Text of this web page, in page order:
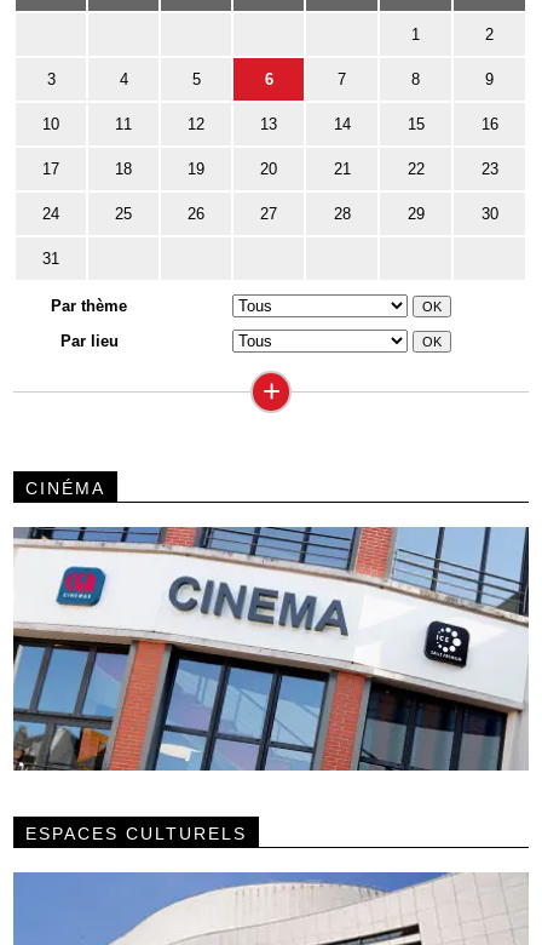
1 2
3 4 5 6 7 8 9
10 11 12 13 14 15 16
17 18 19 20 21 22 23
24 25 26 27 28 29 30
31
Par thème
Par lieu
+
CINÉMA
ESPACES CULTURELS